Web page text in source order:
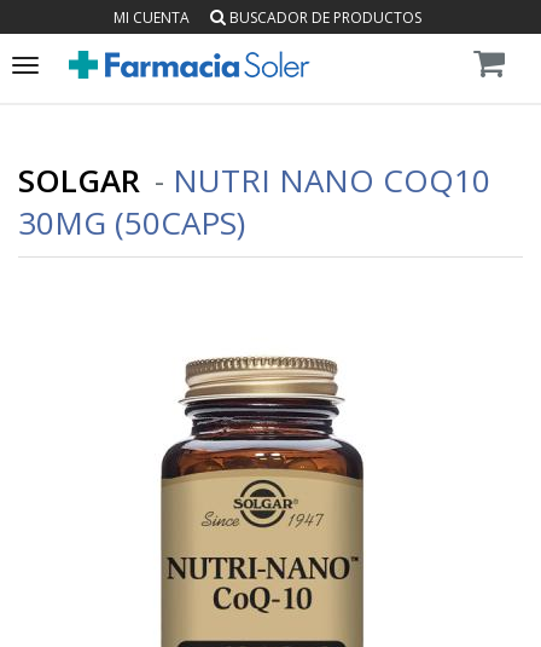
MI CUENTA BUSCADOR DE PRODUCTOS
Toggle
SOLGAR - NUTRI NANO COQ10
30MG (50CAPS)